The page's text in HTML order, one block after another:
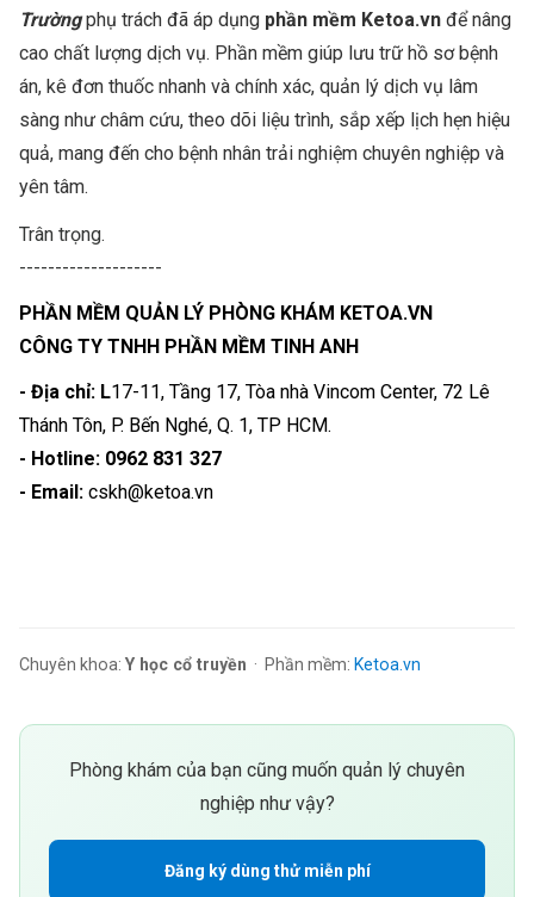
Trườngphụ trách đã áp dụng phần mềm Ketoa.vn để nâng
cao chất lượng dịch vụ. Phần mềm giúp lưu trữ hồ sơ bệnh
án, kê đơn thuốc nhanh và chính xác, quản lý dịch vụ lâm
sàng như châm cứu, theo dõi liệu trình, sắp xếp lịch hẹn hiệu
quả, mang đến cho bệnh nhân trải nghiệm chuyên nghiệp và
yên tâm.
Trân trọng.
--------------------
PHẦN MỀM QUẢN LÝ PHÒNG KHÁM KETOA.VN
CÔNG TY TNHH PHẦN MỀM TINH ANH
- Địa chỉ: L17-11, Tầng 17, Tòa nhà Vincom Center, 72 Lê
Thánh Tôn, P. Bến Nghé, Q. 1, TP HCM.
- Hotline: 0962 831 327
- Email: cskh@ketoa.vn
Chuyên khoa: Y học cổ truyền · Phần mềm: Ketoa.vn
Phòng khám của bạn cũng muốn quản lý chuyên
nghiệp như vậy?
Đăng ký dùng thử miễn phí